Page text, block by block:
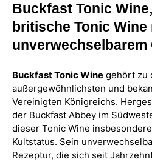
Buckfast Tonic
britische Tonic Wine
unverwechselbarem
Buckfast Tonic Wine gehört zu
außergewöhnlichsten und
Vereinigten Königreichs.
der Buckfast Abbey im
dieser Tonic Wine
Kultstatus. Sein
Rezeptur, die sich seit